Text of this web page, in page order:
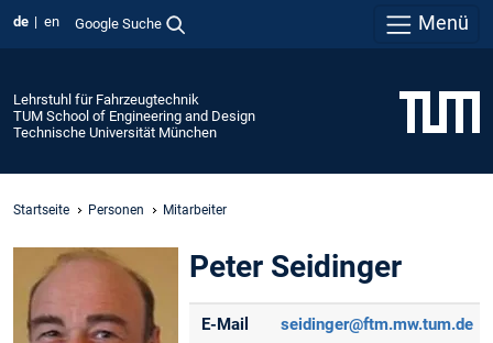
de en Google Suche Menü
Lehrstuhl für Fahrzeugtechnik
TUM School of Engineering and Design
Technische Universität München
Startseite Personen Mitarbeiter
Peter Seidinger
E-Mail seidinger@ftm.mw.tum.de